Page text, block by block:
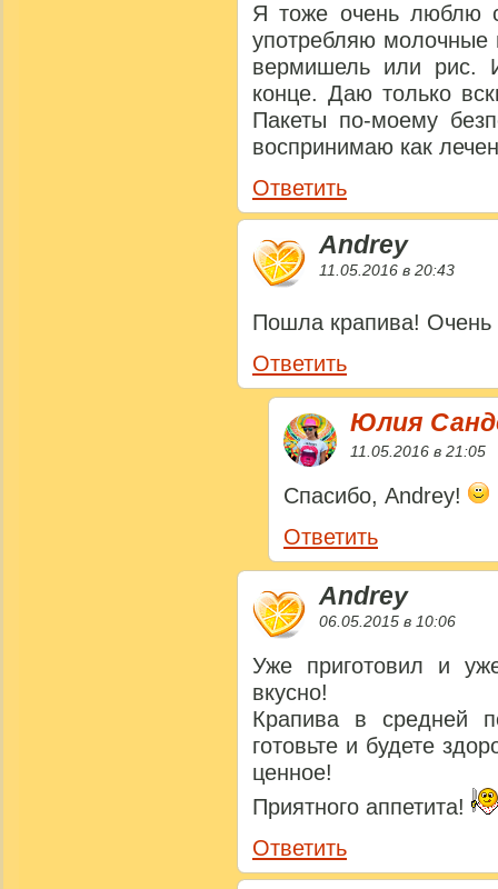
Я тоже очень люблю
употребляю молочные
вермишель или рис.
конце. Даю только
Пакеты по-моему
воспринимаю как
Ответить
Andrey
11.05.2016 в 20:43
Пошла крапива! Очень
Ответить
Юлия
11.05.2016 в 21:05
Спасибо, Andrey!
Ответить
Andrey
06.05.2015 в 10:06
Уже приготовил и
вкусно!
Крапива в средней
готовьте и будете
ценное!
Приятного аппетита!
Ответить